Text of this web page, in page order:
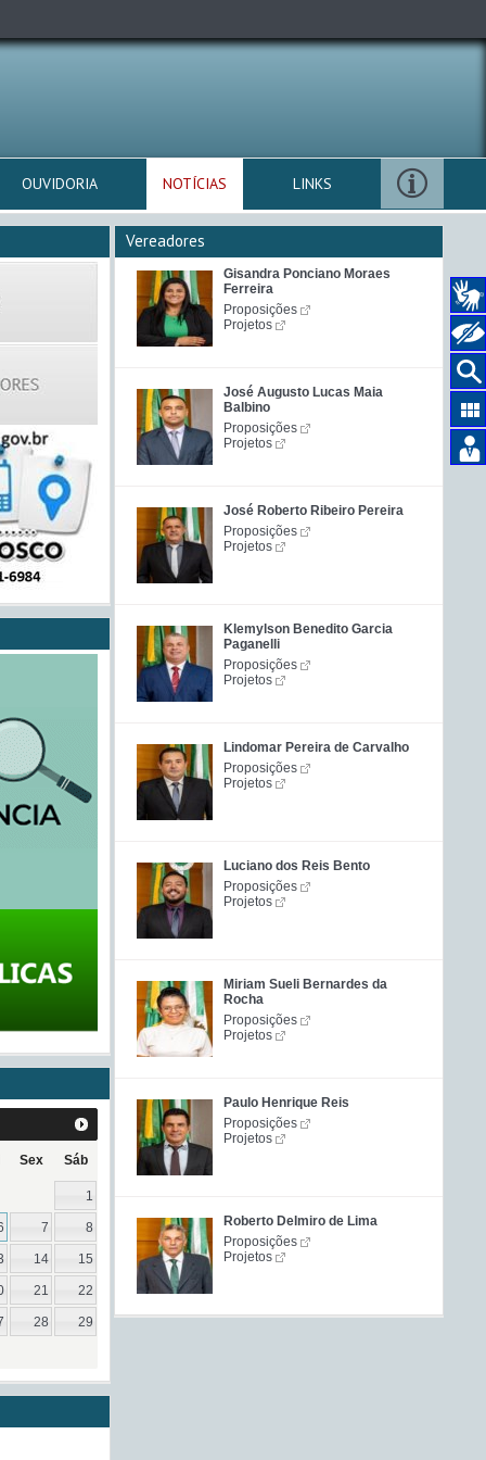
OUVIDORIA NOTÍCIAS LINKS
Vereadores
Gisandra Ponciano Moraes
Ferreira
Proposições
Projetos
José Augusto Lucas Maia
Balbino
Proposições
Projetos
José Roberto Ribeiro Pereira
Proposições
Projetos
Klemylson Benedito Garcia
Paganelli
Proposições
Projetos
Lindomar Pereira de Carvalho
Proposições
Projetos
Luciano dos Reis Bento
Proposições
Projetos
Miriam Sueli Bernardes da
Rocha
Proposições
Projetos
Paulo Henrique Reis
Proposições
Projetos
Roberto Delmiro de Lima
Proposições
Projetos
Sex Sáb
1
7 8
14 15
21 22
28 29